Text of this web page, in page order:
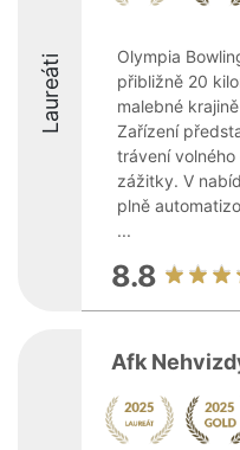
Laureáti
Olympia
přibližně 20
malebné
Zařízení
trávení
zážitky. V
plně
...
8.8
Afk